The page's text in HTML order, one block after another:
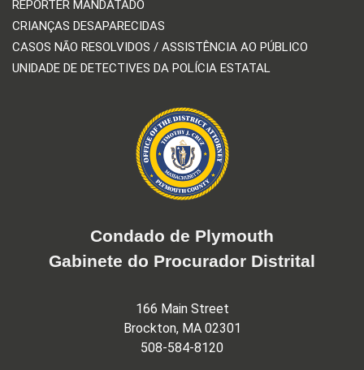
REPÓRTER MANDATADO
CRIANÇAS DESAPARECIDAS
CASOS NÃO RESOLVIDOS / ASSISTÊNCIA AO PÚBLICO
UNIDADE DE DETECTIVES DA POLÍCIA ESTATAL
Condado de Plymouth
Gabinete do Procurador Distrital
166 Main Street
Brockton, MA 02301
508-584-8120